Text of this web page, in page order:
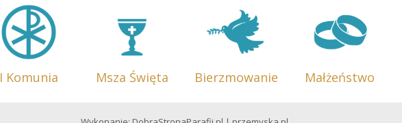
I Komunia Msza Święta Bierzmowanie Małżeństwo